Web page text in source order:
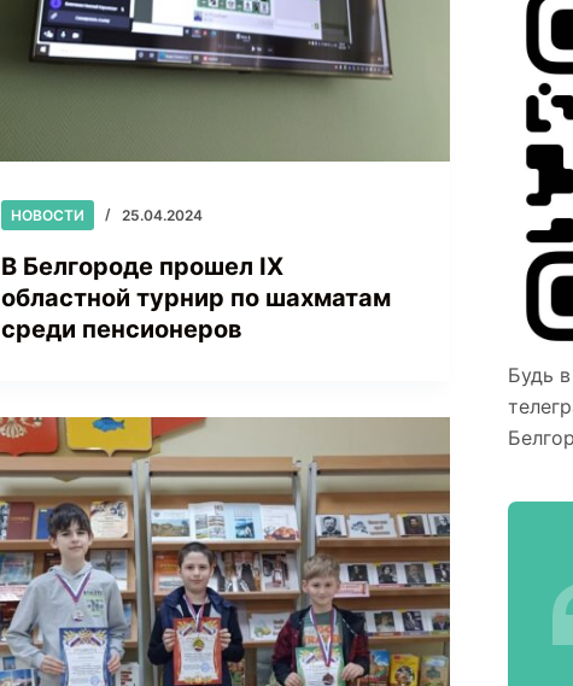
НОВОСТИ 25.04.2024
В Белгороде прошел IX
областной турнир по шахматам
среди пенсионеров
Будь